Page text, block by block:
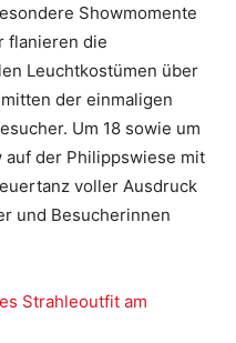
Showmomente
flanieren die
Leuchtkostümen über
der einmaligen
Um 18 sowie um
auf der Philippswiese mit
voller Ausdruck
und Besucherinnen
Strahleoutfit am